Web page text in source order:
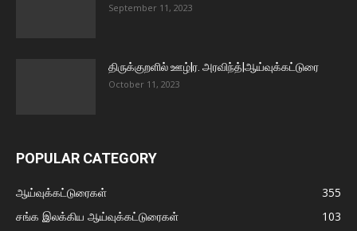
September 11, 2023
திருக்குறளில் ஊழ்|ர. அரவிந்த்|ஆய்வுக்கட்டுரை
October 11, 2023
POPULAR CATEGORY
ஆய்வுக்கட்டுரைகள்
355
சங்க இலக்கிய ஆய்வுக்கட்டுரைகள்
103